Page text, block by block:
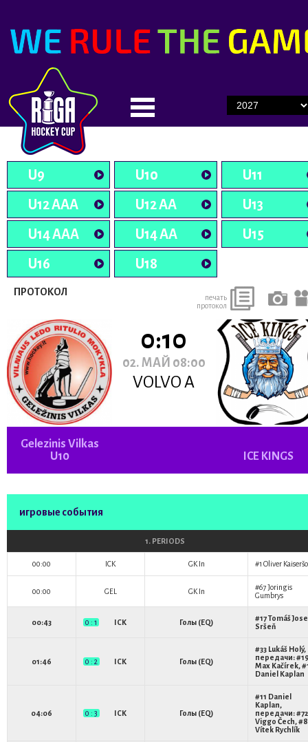
U9 U10
U11
U12 AAA
U12 AA
U13
U14 AAA
U14 AA
U15
U16
U18
ПРОТОКОЛ
печать
протокол
0:10
02. МАЙ 08:00
VOLVO A
Gelezinis Vilkas
U10
ICE KINGS
игровые события
1. PERIODS
00:00 ICK GK In #1 Oliver
00:00 GEL GK In #67Joringis
Gumbrys
00:43 0 : 1 ICK Голы (EQ) #17Tomáš
Sršeň
01:46 0 : 2 ICK Голы (EQ)
#33 Lukáš Holý,
передачи:
Max Kačírek,
Daniel Kaplan
04:06 0 : 3 ICK Голы (EQ)
#11 Daniel
Kaplan,
передачи: #72
Viggo Čech,
Vítek Rychlík